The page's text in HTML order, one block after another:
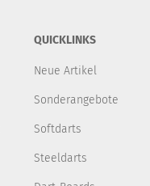
QUICKLINKS
Neue Artikel
Sonderangebote
Softdarts
Steeldarts